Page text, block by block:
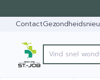
Contact
Product,